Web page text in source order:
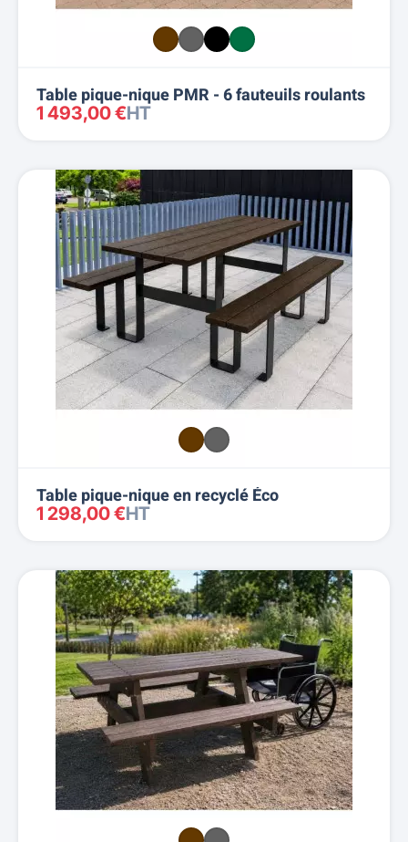
Table pique-nique PMR - 6 fauteuils roulants
1 493,00 €HT
Table pique-nique en recyclé Éco
1 298,00 €HT